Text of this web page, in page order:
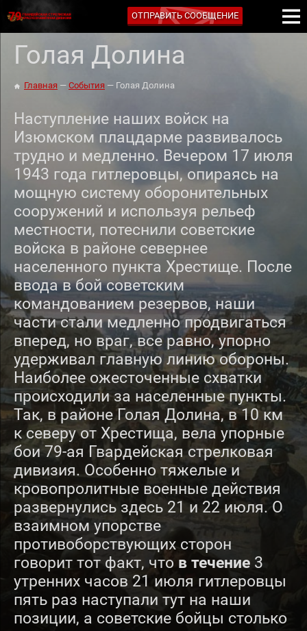
ОТПРАВИТЬ СООБЩЕНИЕ
Голая Долина
Главная События Голая Долина
Наступление наших войск на
Изюмском плацдарме развивалось
трудно и медленно. Вечером 17 июля
1943 года гитлеровцы, опираясь на
мощную систему оборонительных
сооружений и используя рельеф
местности, потеснили советские
войска в районе севернее
населенного пункта Хрестище. После
ввода в бой советским
командованием резервов, наши
части стали медленно продвигаться
вперед, но враг, все равно, упорно
удерживал главную линию обороны.
Наиболее ожесточенные схватки
происходили за населенные пункты.
Так, в районе Голая Долина, в 10 км
к северу от Хрестища, вела упорные
бои 79-ая Гвардейская стрелковая
дивизия. Особенно тяжелые и
кровопролитные военные действия
развернулись здесь 21 и 22 июля. О
взаимном упорстве
противоборствующих сторон
говорит тот факт, что в течение 3
утренних часов 21 июля гитлеровцы
пять раз наступали тут на наши
позиции, а советские бойцы столько